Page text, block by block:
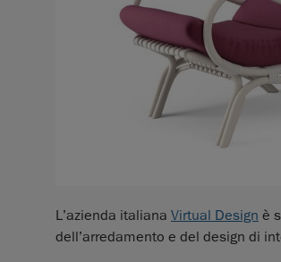
L’azienda italiana Virtual Design è
dell’arredamento e del design di